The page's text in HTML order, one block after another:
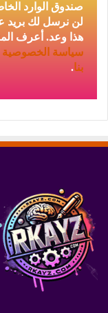
صندوق الوارد
لن نرسل لك بريد
هذا وعد. أعرف
سياسة الخصوصية
بنا.